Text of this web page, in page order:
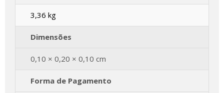
3,36 kg
Dimensões
0,10 × 0,20 × 0,10 cm
Forma de Pagamento